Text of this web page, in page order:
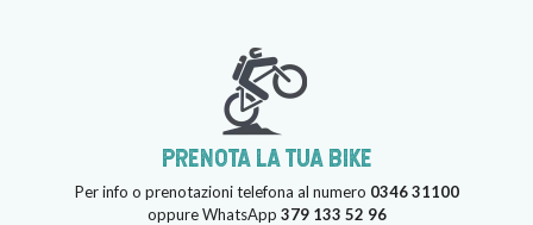
PRENOTA LA TUA BIKE
Per info o prenotazioni telefona al numero 0346 31100
oppure WhatsApp 379 133 52 96